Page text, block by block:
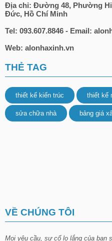
Địa chỉ: Đường 48, Phường
Đức, Hồ Chí Minh
Tel: 093.607.8846 - Email:
Web: alonhaxinh.vn
THẺ TAG
thiết kế kiến trúc thiết kế
sửa chữa nhà bảng giá
VỀ CHÚNG TÔI
Mọi yêu cầu, sự cố lo lắng của bạn